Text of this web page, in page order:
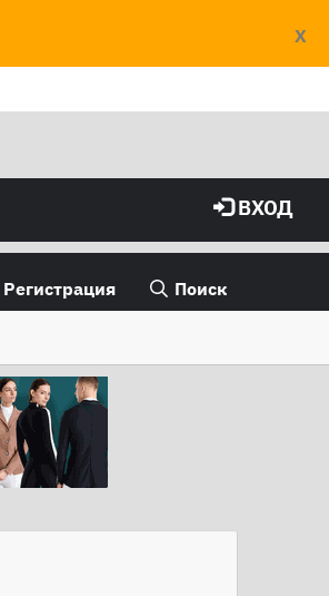
X
ВХОД
Регистрация Поиск